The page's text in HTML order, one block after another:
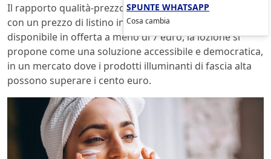
Il rapporto qualità-prezzo è un ulteriore punto di forza:
con un prezzo di listino intorno a 9,99 euro, spesso
disponibile in offerta a meno di 7 euro, la lozione si
propone come una soluzione accessibile e democratica,
in un mercato dove i prodotti illuminanti di fascia alta
possono superare i cento euro.
SPUNTE WHATSAPP
Cosa cambia